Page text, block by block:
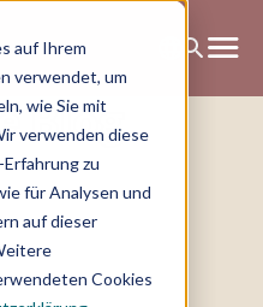
auf Ihrem
verwendet, um
wie Sie mit
verwenden diese
zu
für Analysen und
auf dieser
Cookies
Blog